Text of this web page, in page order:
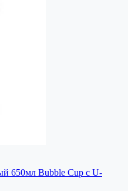
650мл Bubble Cup с U-